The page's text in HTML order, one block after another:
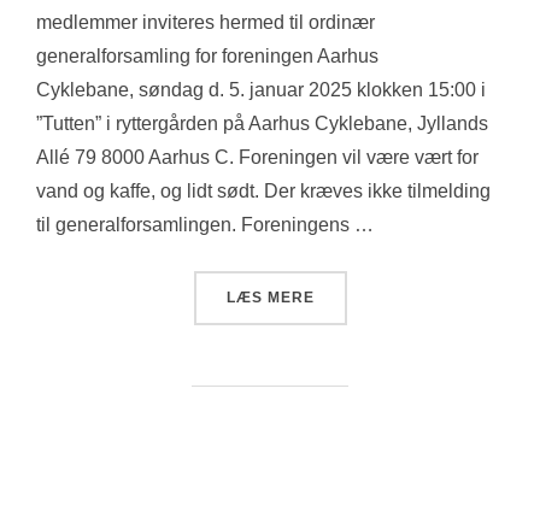
medlemmer inviteres hermed til ordinær
generalforsamling for foreningen Aarhus
Cyklebane, søndag d. 5. januar 2025 klokken 15:00 i
”Tutten” i ryttergården på Aarhus Cyklebane, Jyllands
Allé 79 8000 Aarhus C. Foreningen vil være vært for
vand og kaffe, og lidt sødt. Der kræves ikke tilmelding
til generalforsamlingen. Foreningens …
LÆS MERE“INDKALDELSE TIL